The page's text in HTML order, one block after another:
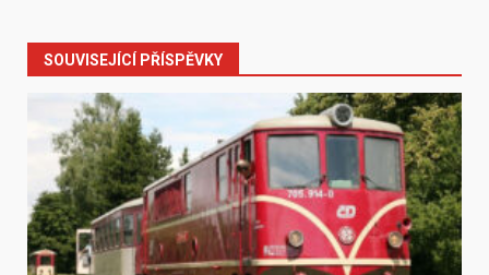
SOUVISEJÍCÍ PŘÍSPĚVKY